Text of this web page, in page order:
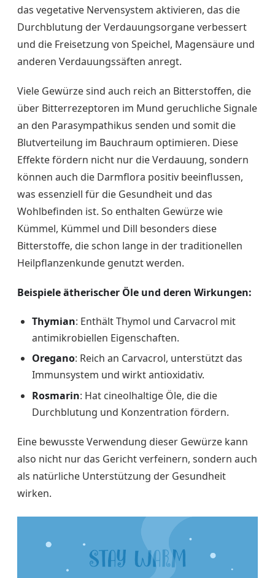
das vegetative Nervensystem aktivieren, das die
Durchblutung der Verdauungsorgane verbessert
und die Freisetzung von Speichel, Magensäure und
anderen Verdauungssäften anregt.
Viele Gewürze sind auch reich an Bitterstoffen, die
über Bitterrezeptoren im Mund geruchliche Signale
an den Parasympathikus senden und somit die
Blutverteilung im Bauchraum optimieren. Diese
Effekte fördern nicht nur die Verdauung, sondern
können auch die Darmflora positiv beeinflussen,
was essenziell für die Gesundheit und das
Wohlbefinden ist. So enthalten Gewürze wie
Kümmel, Kümmel und Dill besonders diese
Bitterstoffe, die schon lange in der traditionellen
Heilpflanzenkunde genutzt werden.
Beispiele ätherischer Öle und deren Wirkungen:
Thymian: Enthält Thymol und Carvacrol mit
antimikrobiellen Eigenschaften.
Oregano: Reich an Carvacrol, unterstützt das
Immunsystem und wirkt antioxidativ.
Rosmarin: Hat cineolhaltige Öle, die die
Durchblutung und Konzentration fördern.
Eine bewusste Verwendung dieser Gewürze kann
also nicht nur das Gericht verfeinern, sondern auch
als natürliche Unterstützung der Gesundheit
wirken.